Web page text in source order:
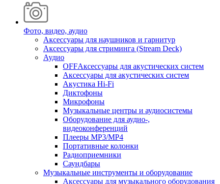
Фото, видео, аудио
Аксессуары для наушников и гарнитур
Аксессуары для стриминга (Stream Deck)
Аудио
OFFАксессуары для акустических систем
Аксессуары для акустических систем
Акустика Hi-Fi
Диктофоны
Микрофоны
Музыкальные центры и аудиосистемы
Оборудование для аудио-,
видеоконференций
Плееры MP3/MP4
Портативные колонки
Радиоприемники
Саундбары
Музыкальные инструменты и оборудование
Аксессуары для музыкального оборудования